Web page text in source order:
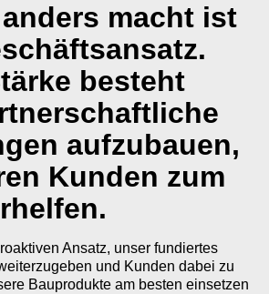
macht ist
besteht
aufzubauen,
Kunden zum
Ansatz, unser fundiertes
und Kunden dabei zu
Bauprodukte am besten einsetzen